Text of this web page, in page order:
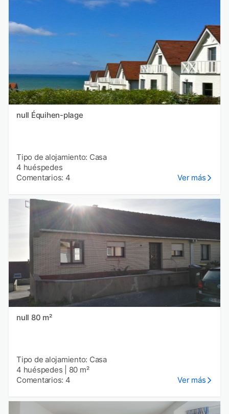
null Équihen-plage
Tipo de alojamiento: Casa
4 huéspedes
Comentarios: 4
Ver más
null 80 m²
Tipo de alojamiento: Casa
4 huéspedes
80 m²
Comentarios: 4
Ver más